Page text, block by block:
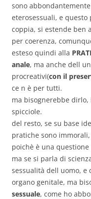
sono
eterosessuali, e
coppia, si estende ben
per coerenza,
esteso quindi alla
anale, ma anche dell
procreativi(con il
ce n è per tutti.
ma bisognerebbe
spicciole.
del resto, se su base
pratiche sono
poichè è una
ma se si parla di
sessualità dell uomo,
organo genitale, ma
sessuale, come ho